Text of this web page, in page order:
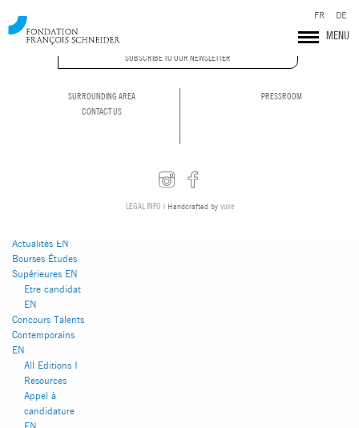
Fondation François Schneider
MENU
FR DE
You are currently
Actualités EN
Bourses Études
Supérieures EN
Etre candidat
EN
Concours Talents
Contemporains
EN
All Editions I
Resources
Appel à
candidature
SUBSCRIBE TO OUR NEWSLETTER
SURROUNDING AREA
CONTACT US
PRESSROOM
LEGAL INFO | Handcrafted by vuxe